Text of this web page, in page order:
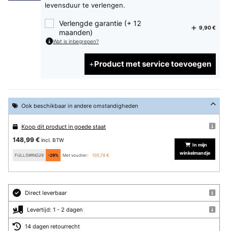
levensduur te verlengen.
Verlengde garantie (+ 12
maanden)
9,90 €
Wat is inbegrepen?
Product met service toevoegen
Ook beschikbaar in andere omstandigheden
Koop dit product in goede staat
148,99 € incl. BTW
FULLSWING29 -29% Met voucher: 105,78 €
In mijn
winkelmandje
Direct leverbaar
Levertijd: 1 - 2 dagen
14 dagen retourrecht